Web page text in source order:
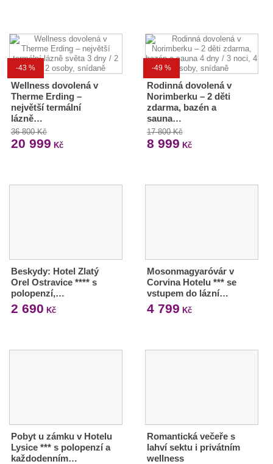
-43 %
Wellness dovolená v
Therme Erding –
největší termální
lázně…
36 800 Kč
20 999 Kč
-49 %
Rodinná dovolená v
Norimberku – 2 děti
zdarma, bazén a
sauna…
17 800 Kč
8 999 Kč
Beskydy: Hotel Zlatý
Orel Ostravice **** s
polopenzí,…
2 690 Kč
Mosonmagyaróvár v
Corvina Hotelu *** se
vstupem do lázní…
4 799 Kč
Pobyt u zámku v Hotelu
Lysice *** s polopenzí a
každodenním…
Romantická večeře s
lahví sektu i privátním
wellness